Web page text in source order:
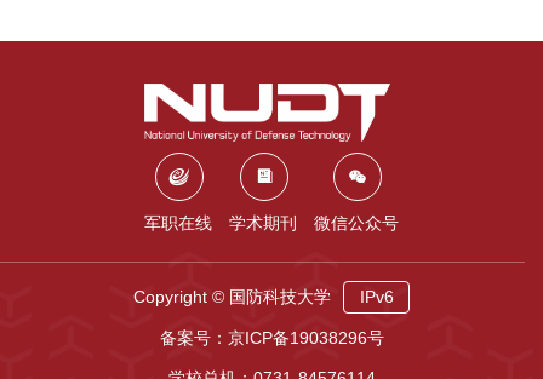
军职在线 学术期刊 微信公众号
Copyright © 国防科技大学 IPv6
备案号：京ICP备19038296号